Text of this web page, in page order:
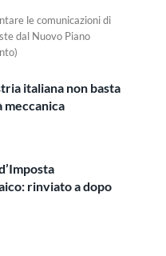
le comunicazioni di
dal Nuovo Piano
italiana non basta
meccanica
rinviato a dopo